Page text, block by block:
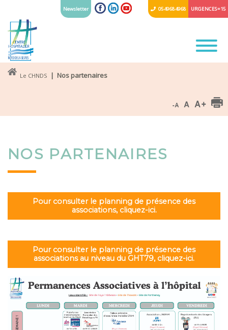
URGENCES = 15
05 49 68 49 68
Newsletter
Le CHNDS | Nos partenaires
NOS PARTENAIRES
Pour consulter le planning de présence des
associations, cliquez-ici.
Pour consulter le planning de présence des
associations au niveau du GHT79, cliquez-ici.